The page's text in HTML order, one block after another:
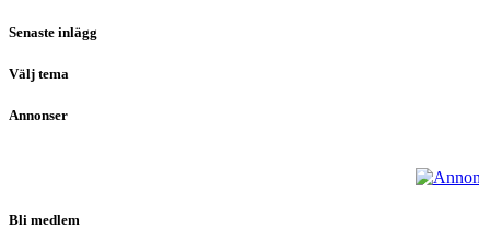
Senaste inlägg
Välj tema
Annonser
Bli medlem